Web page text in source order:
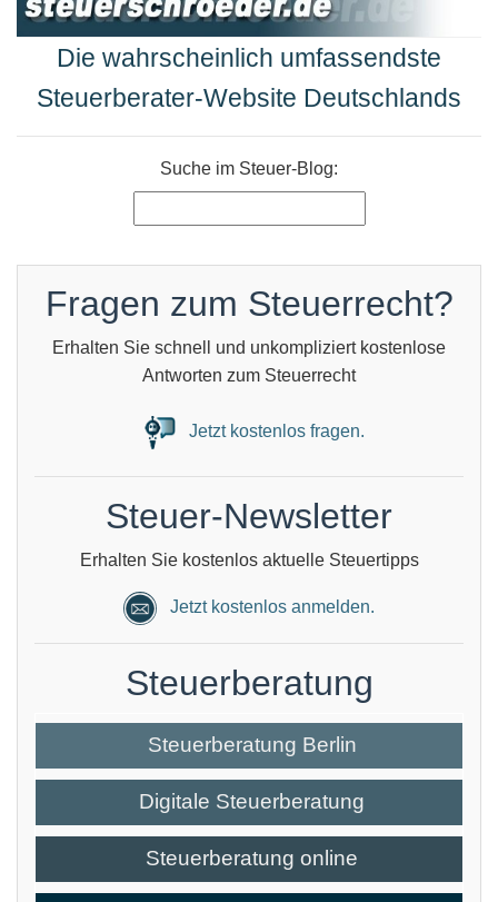
Die wahrscheinlich umfassendste
Steuerberater-Website Deutschlands
Suche im Steuer-Blog:
Fragen zum Steuerrecht?
Erhalten Sie schnell und unkompliziert kostenlose
Antworten zum Steuerrecht
Jetzt kostenlos fragen.
Steuer-Newsletter
Erhalten Sie kostenlos aktuelle Steuertipps
Jetzt kostenlos anmelden.
Steuerberatung
Steuerberatung Berlin
Digitale Steuerberatung
Steuerberatung online